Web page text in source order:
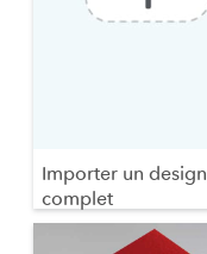
Importer un design
complet